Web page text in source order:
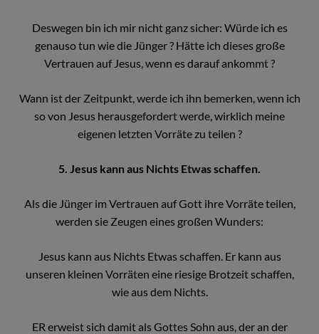
Deswegen bin ich mir nicht ganz sicher: Würde ich es
genauso tun wie die Jünger ? Hätte ich dieses große
Vertrauen auf Jesus, wenn es darauf ankommt ?
Wann ist der Zeitpunkt, werde ich ihn bemerken, wenn ich
so von Jesus herausgefordert werde, wirklich meine
eigenen letzten Vorräte zu teilen ?
5. Jesus kann aus Nichts Etwas schaffen.
Als die Jünger im Vertrauen auf Gott ihre Vorräte teilen,
werden sie Zeugen eines großen Wunders:
Jesus kann aus Nichts Etwas schaffen. Er kann aus
unseren kleinen Vorräten eine riesige Brotzeit schaffen,
wie aus dem Nichts.
ER erweist sich damit als Gottes Sohn aus, der an der